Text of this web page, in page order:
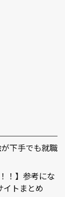
が下手でも就職
！】参考にな
イトまとめ